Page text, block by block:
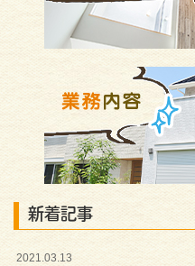
新着記事
2021.03.13